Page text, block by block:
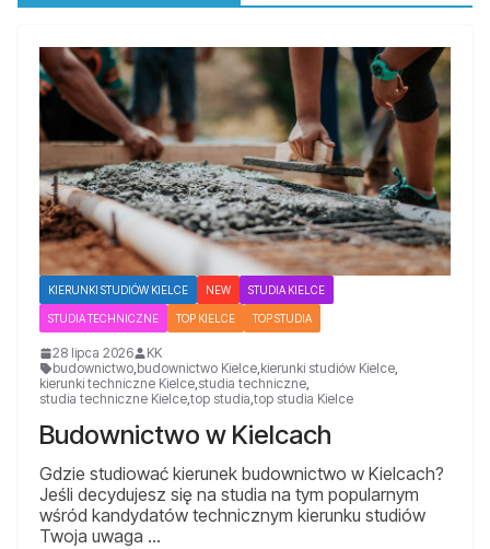
KIERUNKI STUDIÓW KIELCE NEW STUDIA KIELCE
STUDIA TECHNICZNE TOP KIELCE TOP STUDIA
28 lipca 2026
KK
budownictwo,budownictwo Kielce,kierunki studiów Kielce,
kierunki techniczne Kielce,studia techniczne,
studia techniczne Kielce,top studia,top studia Kielce
Budownictwo w Kielcach
Gdzie studiować kierunek budownictwo w Kielcach?
Jeśli decydujesz się na studia na tym popularnym
wśród kandydatów technicznym kierunku studiów
Twoja uwaga …